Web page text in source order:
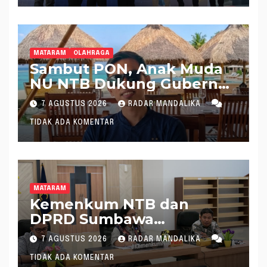
MATARAM OLAHRAGA
Sambut PON, Anak Muda
NU NTB Dukung Gubernur
Pimpin KONI NTB
7 AGUSTUS 2026 RADAR MANDALIKA
TIDAK ADA KOMENTAR
MATARAM
Kemenkum NTB dan
DPRD Sumbawa
Mantapkan Rencana
Pembentukan 8 Raperda
7 AGUSTUS 2026 RADAR MANDALIKA
TIDAK ADA KOMENTAR